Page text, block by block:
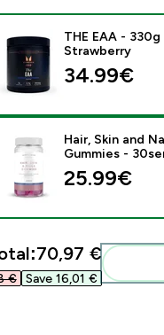
Select this product - THE
THE EAA -
Strawberry
34.99€‎
Select this product - Hair,
Hair, Skin and
Gummies -
25.99€‎
70,97 €‎
€‎ Save 16,01 €‎